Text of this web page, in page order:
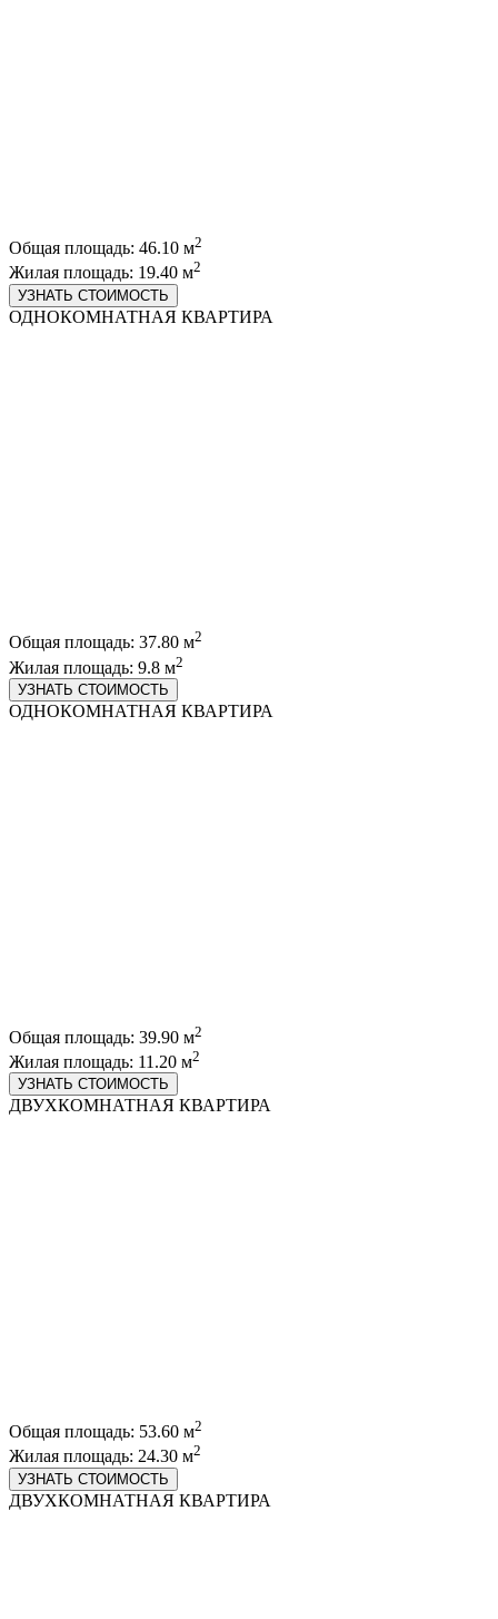
Общая площадь: 46.10 м2
Жилая площадь: 19.40 м2
УЗНАТЬ СТОИМОСТЬ
ОДНОКОМНАТНАЯ КВАРТИРА
Общая площадь: 37.80 м2
Жилая площадь: 9.8 м2
УЗНАТЬ СТОИМОСТЬ
ОДНОКОМНАТНАЯ КВАРТИРА
Общая площадь: 39.90 м2
Жилая площадь: 11.20 м2
УЗНАТЬ СТОИМОСТЬ
ДВУХКОМНАТНАЯ КВАРТИРА
Общая площадь: 53.60 м2
Жилая площадь: 24.30 м2
УЗНАТЬ СТОИМОСТЬ
ДВУХКОМНАТНАЯ КВАРТИРА